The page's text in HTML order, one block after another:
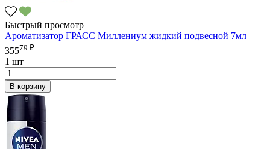
Быстрый просмотр
Ароматизатор ГРАСС Миллениум жидкий подвесной 7мл
35579 ₽
1 шт
В корзину